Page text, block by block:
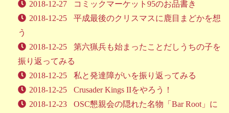
2018-12-27
コミックマーケット95のお品書き
2018-12-25
平成最後のクリスマスに鹿目まどかを想
う
2018-12-25
第六猟兵も始まったことだしうちの子を
振り返ってみる
2018-12-25
私と発達障がいを振り返ってみる
2018-12-25
Crusader Kings IIをやろう！
2018-12-23
OSC懇親会の隠れた名物「Bar Root」に